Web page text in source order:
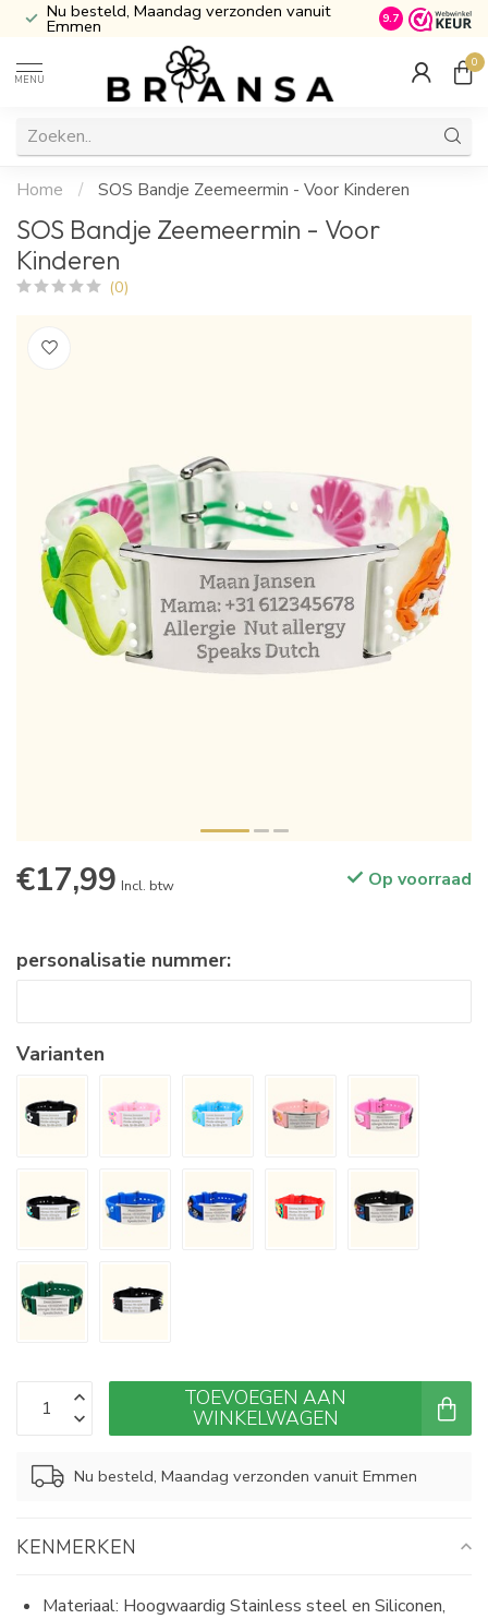
Nu besteld, Maandag verzonden vanuit
Emmen Inclusief
9.7
MENU
0
Home / SOS Bandje Zeemeermin - Voor Kinderen
SOS Bandje Zeemeermin - Voor
Kinderen
(0)
€17,99 Incl. btw Op voorraad
personalisatie nummer:
Varianten
TOEVOEGEN AAN
WINKELWAGEN
Nu besteld, Maandag verzonden vanuit Emmen
KENMERKEN
Materiaal: Hoogwaardig Stainless steel en Siliconen,